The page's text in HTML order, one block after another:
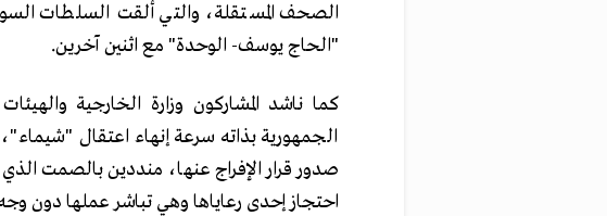
الصحف المستقلة، والتي ألقت السلطات
"الحاج يوسف- الوحدة" مع اثنين آخرين.
كما ناشد المشاركون وزارة الخارجية
الجمهورية بذاته سرعة إنهاء اعتقال
صدور قرار الإفراج عنها، منددين بالصمت
احتجاز إحدى رعاياها وهي تباشر عملها دون